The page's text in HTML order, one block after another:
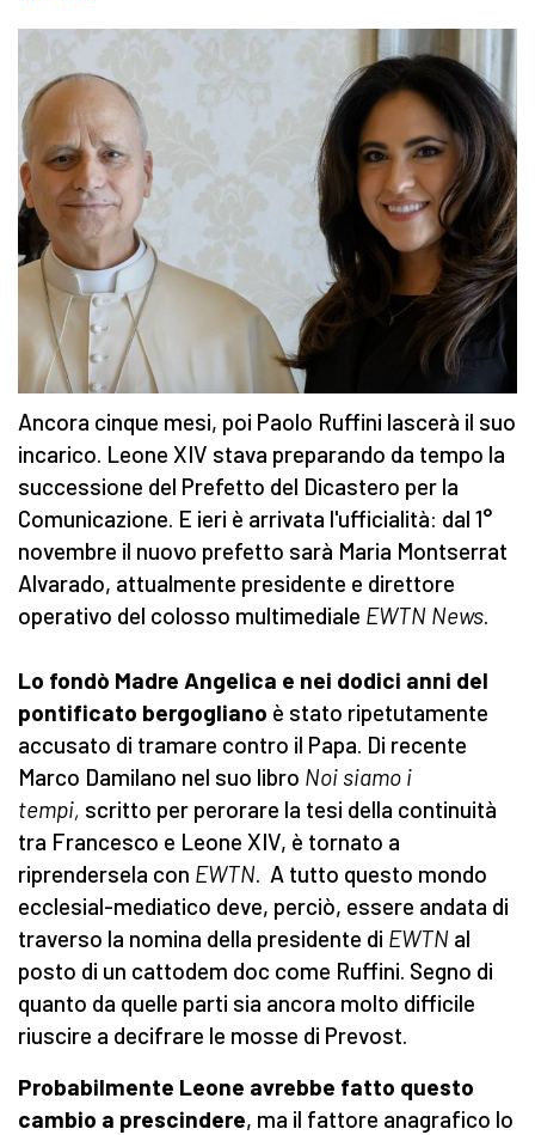
Ancora cinque mesi, poi Paolo Ruffini lascerà il suo
incarico. Leone XIV stava preparando da tempo la
successione del Prefetto del Dicastero per la
Comunicazione. E ieri è arrivata l'ufficialità: dal 1°
novembre il nuovo prefetto sarà Maria Montserrat
Alvarado, attualmente presidente e direttore
operativo del colosso multimediale EWTN News.
Lo fondò Madre Angelica e nei dodici anni del
pontificato bergogliano è stato ripetutamente
accusato di tramare contro il Papa. Di recente
Marco Damilano nel suo libro Noi siamo i
tempi, scritto per perorare la tesi della continuità
tra Francesco e Leone XIV, è tornato a
riprendersela con EWTN. A tutto questo mondo
ecclesial-mediatico deve, perciò, essere andata di
traverso la nomina della presidente di EWTN al
posto di un cattodem doc come Ruffini. Segno di
quanto da quelle parti sia ancora molto difficile
riuscire a decifrare le mosse di Prevost.
Probabilmente Leone avrebbe fatto questo
cambio a prescindere, ma il fattore anagrafico lo